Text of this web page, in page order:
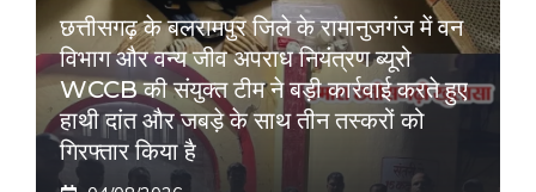
छत्तीसगढ़ के बलरामपुर जिले के रामानुजगंज में वन
विभाग और वन्य जीव अपराध नियंत्रण ब्यूरो
WCCB की संयुक्त टीम ने बड़ी कार्रवाई करते हुए
हाथी दांत और जबड़े के साथ तीन तस्करों को
गिरफ्तार किया है